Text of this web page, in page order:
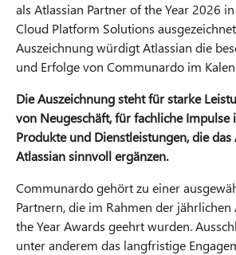
als Atlassian Partner of the Year 2026
Cloud Platform Solutions
Auszeichnung würdigt Atlassian die
und Erfolge von Communardo im
Die Auszeichnung steht für starke
von Neugeschäft, für fachliche
Produkte und Dienstleistungen, die
Atlassian sinnvoll ergänzen.
Communardo gehört zu einer
Partnern, die im Rahmen der jährlichen
the Year Awards geehrt wurden.
unter anderem das langfristige